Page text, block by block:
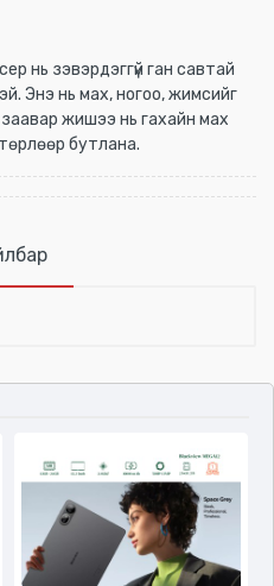
нь зэвэрдэггүй ган савтай
Энэ нь мах, ногоо, жимсийг
жишээ нь гахайн мах
бутлана.